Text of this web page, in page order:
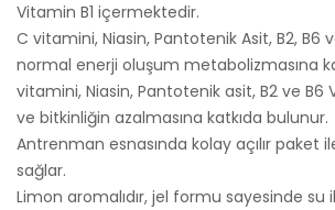
Vitamin B1 içermektedir.
C vitamini, Niasin, Pantotenik Asit, B2, B6
normal enerji oluşum metabolizmasına
vitamini, Niasin, Pantotenik asit, B2 ve B6
ve bitkinliğin azalmasına katkıda bulunur.
Antrenman esnasında kolay açılır paket
sağlar.
Limon aromalıdır, jel formu sayesinde su